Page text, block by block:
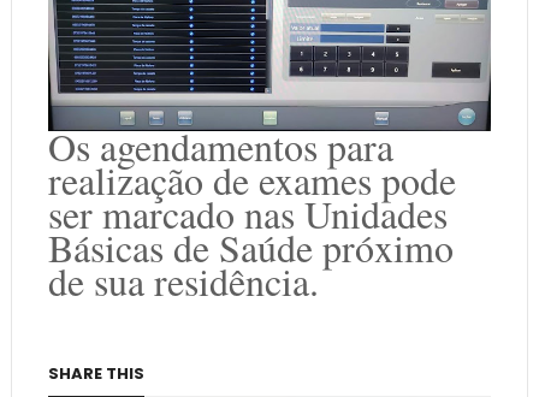
Os agendamentos para
realização de exames pode
ser marcado nas Unidades
Básicas de Saúde próximo
de sua residência.
SHARE THIS